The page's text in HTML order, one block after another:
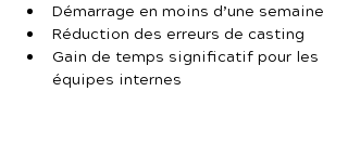
Démarrage en moins d’une semaine
Réduction des erreurs de casting
Gain de temps significatif pour les
équipes internes